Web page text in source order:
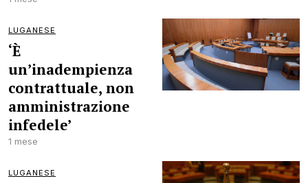
LUGANESE
‘È
un’inadempienza
contrattuale, non
amministrazione
infedele’
1 mese
LUGANESE